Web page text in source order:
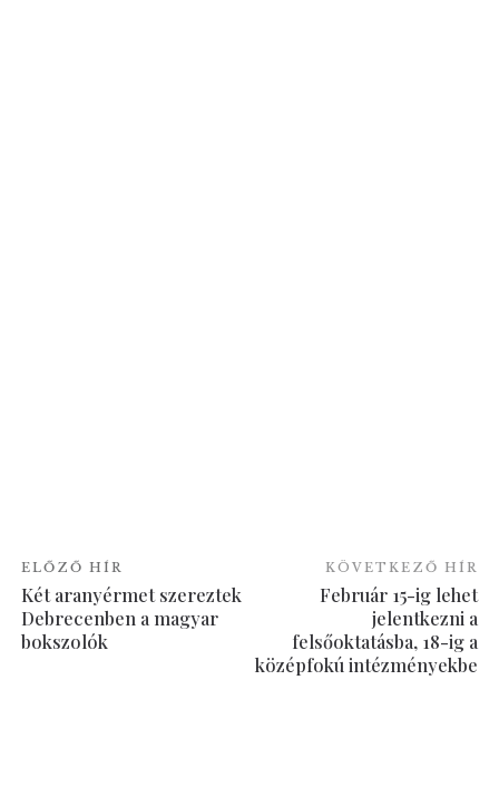
ELŐZŐ HÍR
Két aranyérmet szereztek
Debrecenben a magyar
bokszolók
KÖVETKEZŐ HÍR
Február 15-ig lehet
jelentkezni a
felsőoktatásba, 18-ig a
középfokú intézményekbe